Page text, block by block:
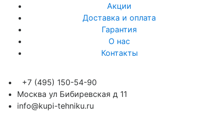
Акции
Доставка и оплата
Гарантия
О нас
Контакты
+7 (495) 150-54-90
Москва ул Бибиревская д 11
info@kupi-tehniku.ru